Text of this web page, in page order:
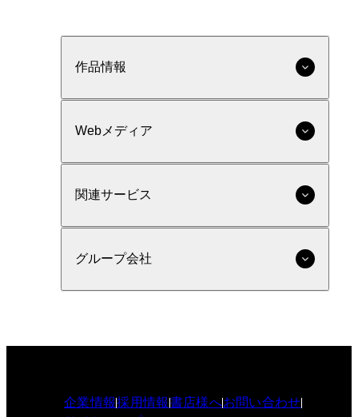
作品情報
Webメディア
関連サービス
グループ会社
企業情報採用情報書店様へお問い合わせ